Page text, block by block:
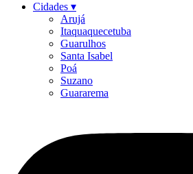
Cidades ▾
Arujá
Itaquaquecetuba
Guarulhos
Santa Isabel
Poá
Suzano
Guararema